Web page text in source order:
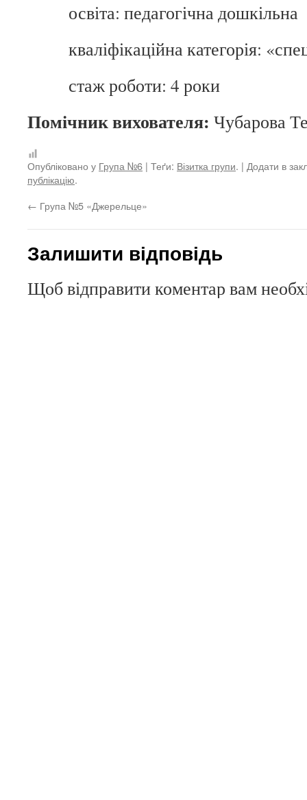
освіта: педагогічна дошкільна
кваліфікаційна категорія:
стаж роботи: 4 роки
Помічник вихователя: Чубарова
Опубліковано у Група №6 | Теґи: Візитка групи. | Додати в
публікацію.
← Група №5 «Джерельце»
Залишити відповідь
Щоб відправити коментар вам